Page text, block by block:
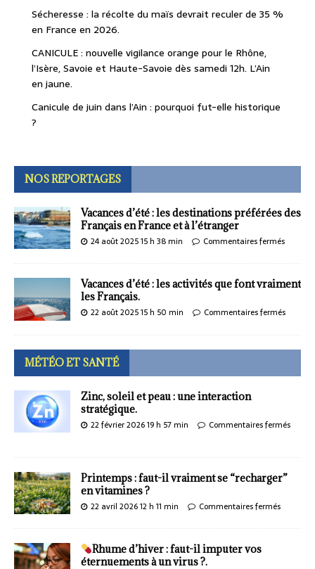
Sécheresse : la récolte du maïs devrait reculer de 35 %
en France en 2026.
CANICULE : nouvelle vigilance orange pour le Rhône,
l’Isère, Savoie et Haute-Savoie dès samedi 12h. L’Ain
en jaune.
Canicule de juin dans l’Ain : pourquoi fut-elle historique
?
NOS REPORTAGES
Vacances d’été : les destinations préférées des
Français en France et à l’étranger
24 août 2025 15 h 38 min Commentaires fermés
Vacances d’été : les activités que font vraiment
les Français.
22 août 2025 15 h 50 min Commentaires fermés
MÉTÉO ET SANTÉ
Zinc, soleil et peau : une interaction
stratégique.
22 février 2026 19 h 57 min Commentaires fermés
Printemps : faut-il vraiment se “recharger”
en vitamines ?
22 avril 2026 12 h 11 min Commentaires fermés
Rhume d’hiver : faut-il imputer vos
éternuements à un virus ?.